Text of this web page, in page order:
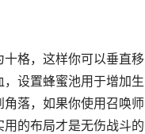
格，这样你可以垂直移
设置蜂蜜池用于增加生
落，如果你使用召唤师
的布局才是无伤战斗的